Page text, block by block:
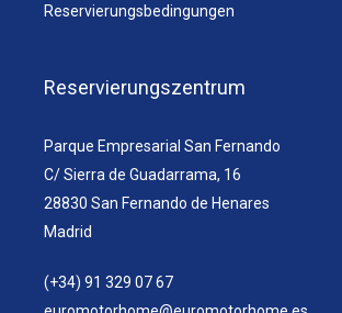
Reservierungsbedingungen
Reservierungszentrum
Parque Empresarial San Fernando
C/ Sierra de Guadarrama, 16
28830 San Fernando de Henares
Madrid
(+34) 91 329 07 67